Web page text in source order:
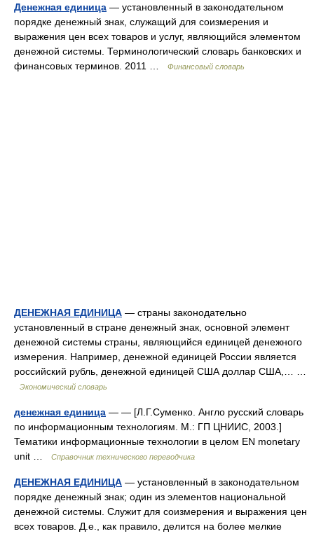
Денежная единица — установленный в законодательном
порядке денежный знак, служащий для соизмерения и
выражения цен всех товаров и услуг, являющийся элементом
денежной системы. Терминологический словарь банковских и
финансовых терминов. 2011 …
Финансовый словарь
ДЕНЕЖНАЯ ЕДИНИЦА — страны законодательно
установленный в стране денежный знак, основной элемент
денежной системы страны, являющийся единицей денежного
измерения. Например, денежной единицей России является
российский рубль, денежной единицей США доллар США,… …
Экономический словарь
денежная единица — — [Л.Г.Суменко. Англо русский словарь
по информационным технологиям. М.: ГП ЦНИИС, 2003.]
Тематики информационные технологии в целом EN monetary
unit …
Справочник технического переводчика
ДЕНЕЖНАЯ ЕДИНИЦА — установленный в законодательном
порядке денежный знак; один из элементов национальной
денежной системы. Служит для соизмерения и выражения цен
всех товаров. Д.е., как правило, делится на более мелкие